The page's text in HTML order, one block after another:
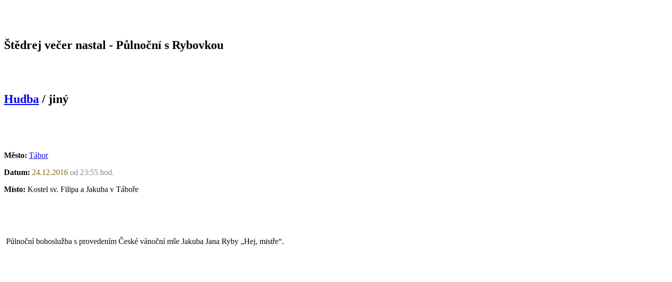
Štědrej večer nastal - Půlnoční s Rybovkou
Hudba / jiný
Město: Tábor
Datum: 24.12.2016 od 23:55 hod.
Místo: Kostel sv. Filipa a Jakuba v Táboře
Půlnoční bohoslužba s provedením České vánoční mše Jakuba Jana Ryby „Hej, mistře“.